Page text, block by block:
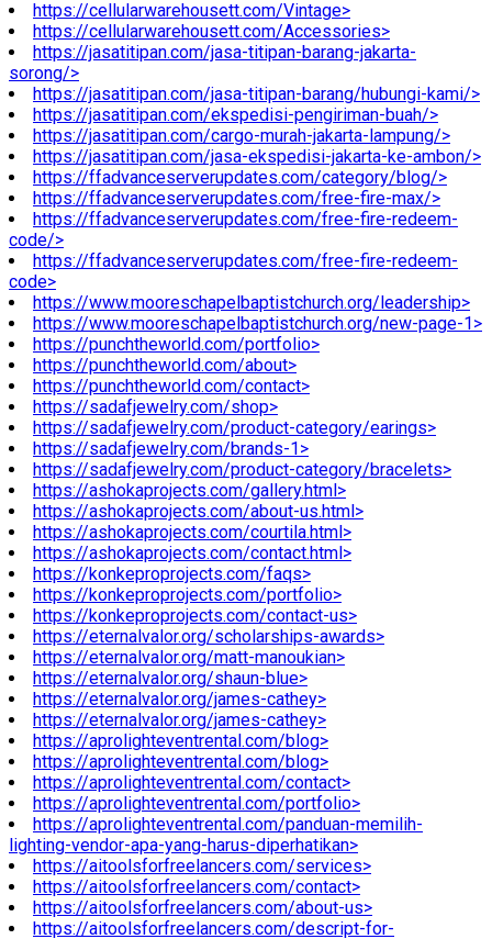
https://cellularwarehousett.com/Vintage>
https://cellularwarehousett.com/Accessories>
https://jasatitipan.com/jasa-titipan-barang-jakarta-
sorong/>
https://jasatitipan.com/jasa-titipan-barang/hubungi-kami/>
https://jasatitipan.com/ekspedisi-pengiriman-buah/>
https://jasatitipan.com/cargo-murah-jakarta-lampung/>
https://jasatitipan.com/jasa-ekspedisi-jakarta-ke-ambon/>
https://ffadvanceserverupdates.com/category/blog/>
https://ffadvanceserverupdates.com/free-fire-max/>
https://ffadvanceserverupdates.com/free-fire-redeem-
code/>
https://ffadvanceserverupdates.com/free-fire-redeem-
code>
https://www.mooreschapelbaptistchurch.org/leadership>
https://www.mooreschapelbaptistchurch.org/new-page-1>
https://punchtheworld.com/portfolio>
https://punchtheworld.com/about>
https://punchtheworld.com/contact>
https://sadafjewelry.com/shop>
https://sadafjewelry.com/product-category/earings>
https://sadafjewelry.com/brands-1>
https://sadafjewelry.com/product-category/bracelets>
https://ashokaprojects.com/gallery.html>
https://ashokaprojects.com/about-us.html>
https://ashokaprojects.com/courtila.html>
https://ashokaprojects.com/contact.html>
https://konkeproprojects.com/faqs>
https://konkeproprojects.com/portfolio>
https://konkeproprojects.com/contact-us>
https://eternalvalor.org/scholarships-awards>
https://eternalvalor.org/matt-manoukian>
https://eternalvalor.org/shaun-blue>
https://eternalvalor.org/james-cathey>
https://eternalvalor.org/james-cathey>
https://aprolighteventrental.com/blog>
https://aprolighteventrental.com/blog>
https://aprolighteventrental.com/contact>
https://aprolighteventrental.com/portfolio>
https://aprolighteventrental.com/panduan-memilih-
lighting-vendor-apa-yang-harus-diperhatikan>
https://aitoolsforfreelancers.com/services>
https://aitoolsforfreelancers.com/contact>
https://aitoolsforfreelancers.com/about-us>
https://aitoolsforfreelancers.com/descript-for-